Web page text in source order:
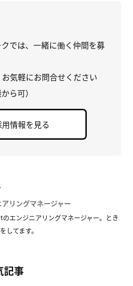
では、一緒に働く仲間を募
気軽にお問合せください
ら可）
情報を見る
リングマネージャー
エンジニアリングマネージャー。とき
してます。
記事